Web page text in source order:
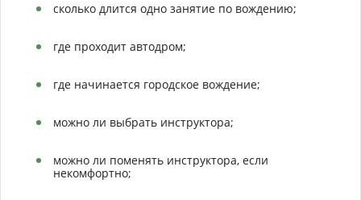
сколько длится одно занятие по вождению;
где проходит автодром;
где начинается городское вождение;
можно ли выбрать инструктора;
можно ли поменять инструктора, если
некомфортно;